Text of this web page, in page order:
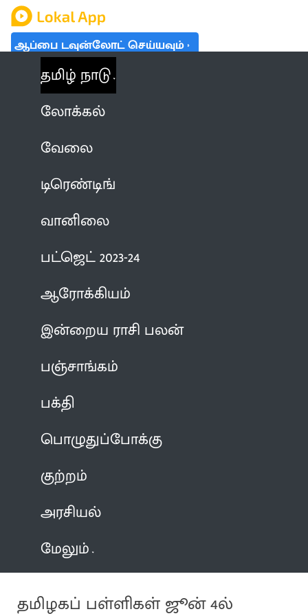
ஆப்பை டவுன்லோட் செய்யவும்
தமிழ் நாடு
லோக்கல்
வேலை
டிரெண்டிங்
வானிலை
பட்ஜெட் 2023-24
ஆரோக்கியம்
இன்றைய ராசி பலன்
பஞ்சாங்கம்
பக்தி
பொழுதுப்போக்கு
குற்றம்
அரசியல்
மேலும்
தமிழகப் பள்ளிகள் ஜூன் 4ல்